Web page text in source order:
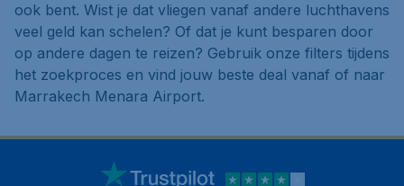
ook bent. Wist je dat vliegen vanaf andere luchthavens
veel geld kan schelen? Of dat je kunt besparen door
op andere dagen te reizen? Gebruik onze filters tijdens
het zoekproces en vind jouw beste deal vanaf of naar
Marrakech Menara Airport.